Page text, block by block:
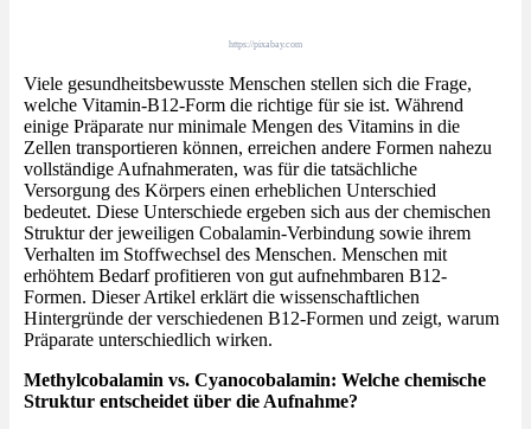
https://pixabay.com
Viele gesundheitsbewusste Menschen stellen sich die Frage,
welche Vitamin-B12-Form die richtige für sie ist. Während
einige Präparate nur minimale Mengen des Vitamins in die
Zellen transportieren können, erreichen andere Formen nahezu
vollständige Aufnahmeraten, was für die tatsächliche
Versorgung des Körpers einen erheblichen Unterschied
bedeutet. Diese Unterschiede ergeben sich aus der chemischen
Struktur der jeweiligen Cobalamin-Verbindung sowie ihrem
Verhalten im Stoffwechsel des Menschen. Menschen mit
erhöhtem Bedarf profitieren von gut aufnehmbaren B12-
Formen. Dieser Artikel erklärt die wissenschaftlichen
Hintergründe der verschiedenen B12-Formen und zeigt, warum
Präparate unterschiedlich wirken.
Methylcobalamin vs. Cyanocobalamin: Welche chemische
Struktur entscheidet über die Aufnahme?